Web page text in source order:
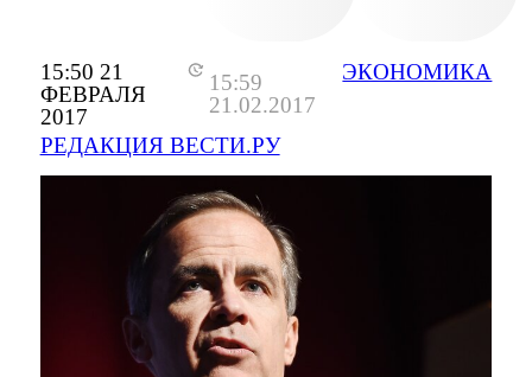
15:50 21
ФЕВРАЛЯ
2017
15:59
21.02.2017
РЕДАКЦИЯ ВЕСТИ.РУ
ЭКОНОМИКА